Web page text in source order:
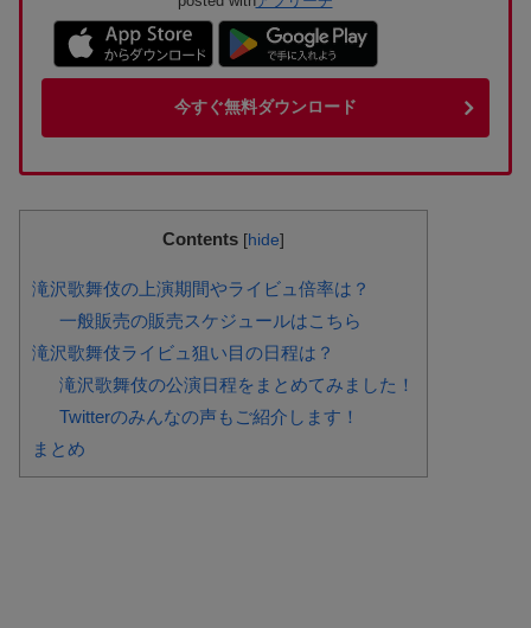
今すぐ無料ダウンロード
Contents [hide]
滝沢歌舞伎の上演期間やライビュ倍率は？
一般販売の販売スケジュールはこちら
滝沢歌舞伎ライビュ狙い目の日程は？
滝沢歌舞伎の公演日程をまとめてみました！
Twitterのみんなの声もご紹介します！
まとめ